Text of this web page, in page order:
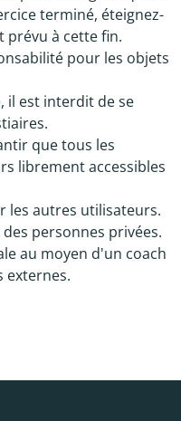
terminé, éteignez-
prévu à cette fin.
pour les objets
il est interdit de se
que tous les
librement accessibles
les autres utilisateurs.
personnes privées.
au moyen d'un coach
externes.